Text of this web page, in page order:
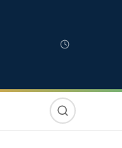
صوت وصورة